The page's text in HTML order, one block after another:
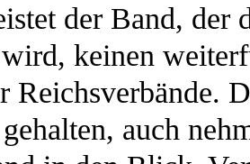
der Band, der
wird, keinen
Reichsverbände.
auch